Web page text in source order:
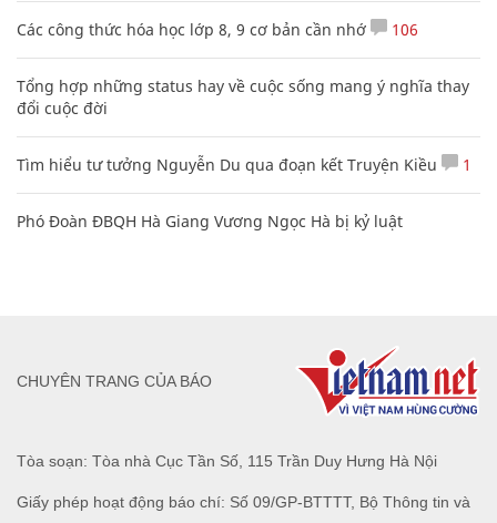
Các công thức hóa học lớp 8, 9 cơ bản cần nhớ 106
Tổng hợp những status hay về cuộc sống mang ý nghĩa thay
đổi cuộc đời
Tìm hiểu tư tưởng Nguyễn Du qua đoạn kết Truyện Kiều 1
Phó Đoàn ĐBQH Hà Giang Vương Ngọc Hà bị kỷ luật
Tòa soạn: Tòa nhà Cục Tần Số, 115 Trần Duy Hưng Hà Nội
Giấy phép hoạt động báo chí: Số 09/GP-BTTTT, Bộ Thông tin và
CHUYÊN TRANG CỦA BÁO